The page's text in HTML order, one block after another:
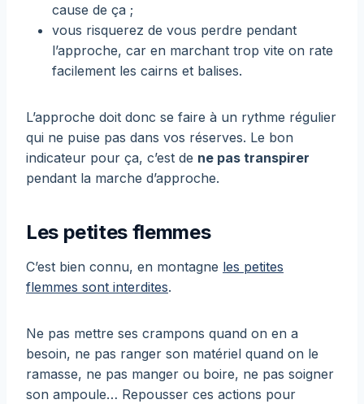
cause de ça ;
vous risquerez de vous perdre pendant
l’approche, car en marchant trop vite on rate
facilement les cairns et balises.
L’approche doit donc se faire à un rythme régulier
qui ne puise pas dans vos réserves. Le bon
indicateur pour ça, c’est de ne pas transpirer
pendant la marche d’approche.
Les petites flemmes
C’est bien connu, en montagne les petites
flemmes sont interdites.
Ne pas mettre ses crampons quand on en a
besoin, ne pas ranger son matériel quand on le
ramasse, ne pas manger ou boire, ne pas soigner
son ampoule… Repousser ces actions pour